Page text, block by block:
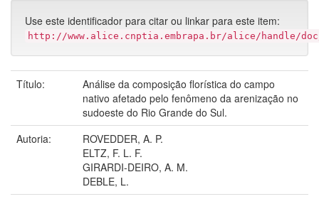
Use este identificador para citar ou linkar para este item:
http://www.alice.cnptia.embrapa.br/alice/handle/doc/
Título:
Análise da composição florística do campo
nativo afetado pelo fenômeno da arenização no
sudoeste do Rio Grande do Sul.
Autoria:
ROVEDDER, A. P.
ELTZ, F. L. F.
GIRARDI-DEIRO, A. M.
DEBLE, L.